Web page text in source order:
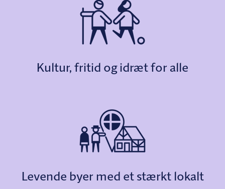
Kultur, fritid og idræt for alle
Levende byer med et stærkt lokalt